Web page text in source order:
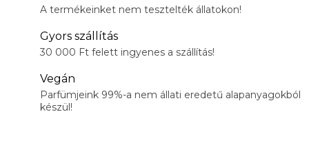
A termékeinket nem tesztelték állatokon!
Gyors szállítás
30 000 Ft felett ingyenes a szállítás!
Vegán
Parfümjeink 99%-a nem állati eredetű alapanyagokból
készül!